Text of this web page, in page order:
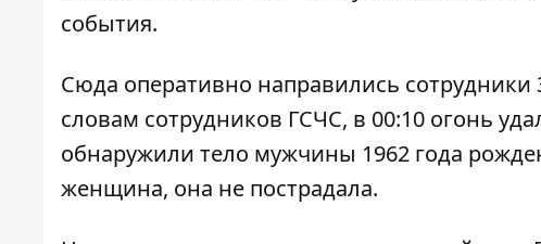
события.
Сюда оперативно направились
словам сотрудников ГСЧС, в 00:10 огонь
обнаружили тело мужчины 1962 года
женщина, она не пострадала.